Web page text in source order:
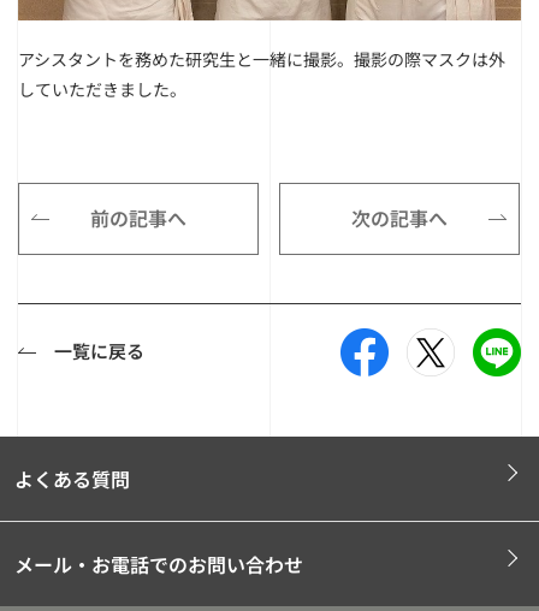
アシスタントを務めた研究生と一緒に撮影。撮影の際マスクは外
していただきました。
前の記事へ 次の記事へ
一覧に戻る
よくある質問
メール・お電話でのお問い合わせ